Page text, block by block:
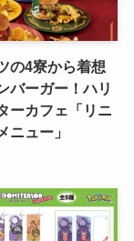
の4寮から着想
バーガー！ハリ
ーカフェ「リニ
ニュー」